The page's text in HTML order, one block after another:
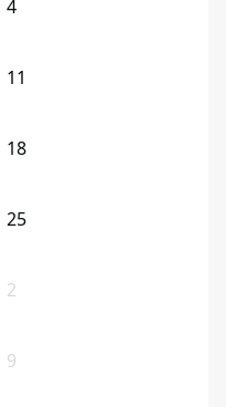
4
11
18
25
2
9